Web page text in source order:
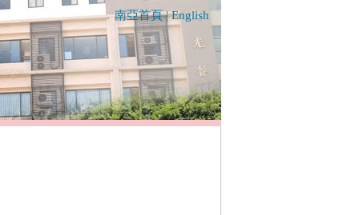
南亞首頁|English